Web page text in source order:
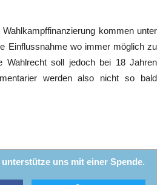
kommen unter
Einflussnahme wo immer möglich zu
Wahlrecht soll jedoch bei 18 Jahren
werden also nicht so bald
uns mit einer Spende.